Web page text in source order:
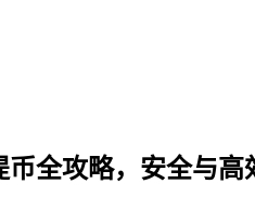
全攻略，安全与高